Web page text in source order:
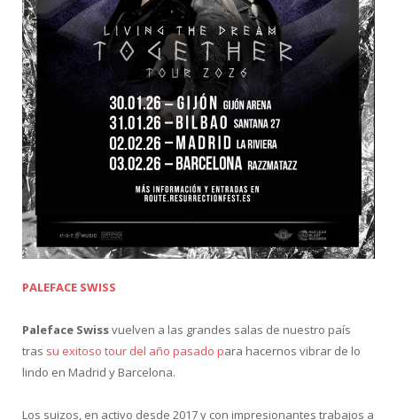
PALEFACE SWISS
Paleface Swissvuelven a las grandes salas de nuestro país
tras su exitoso tour del año pasado para hacernos vibrar de lo
lindo en Madrid y Barcelona.
Los suizos, en activo desde 2017 y con impresionantes trabajos a